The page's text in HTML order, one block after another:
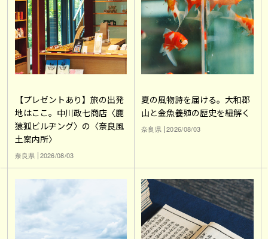
【プレゼントあり】旅の出発
地はここ。中川政七商店〈鹿
猿狐ビルヂング〉の〈奈良風
土案内所〉
奈良県 2026/08/03
夏の風物詩を届ける。大和郡
山と金魚養殖の歴史を紐解く
奈良県 2026/08/03